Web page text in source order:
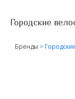
Городские
Бренды >